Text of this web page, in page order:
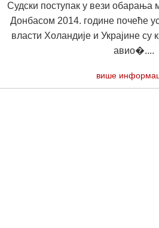
Судски поступак у вези обарања
Донбасом 2014. године почеће
власти Холандије и Украјине су
авио�....
више